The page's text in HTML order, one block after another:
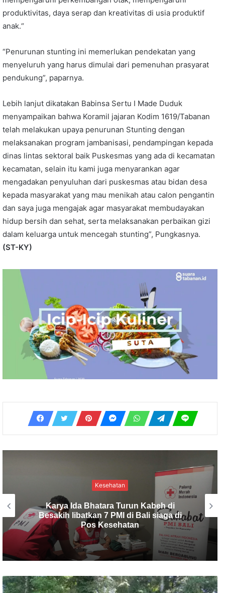
produktivitas, daya serap dan kreativitas di usia produktif
anak.“
“Penurunan stunting ini memerlukan pendekatan yang
menyeluruh yang harus dimulai dari pemenuhan prasyarat
pendukung”, paparnya.
Lebih lanjut dikatakan Babinsa Sertu I Made Duduk
menyampaikan bahwa Koramil jajaran Kodim 1619/Tabanan
telah melakukan upaya penurunan Stunting dengan
melaksanakan program jambanisasi, pendampingan kepada
dinas lintas sektoral baik Puskesmas yang ada di kecamatan
kecamatan, selain itu kami juga menyarankan agar
mengadakan penyuluhan dari puskesmas atau bidan desa
kepada masyarakat yang mau menikah atau calon pengantin
dan saya juga mengajak agar masyarakat membudayakan
hidup bersih dan sehat, serta melaksanakan perbaikan gizi
dalam keluarga untuk mencegah stunting”, Pungkasnya.
(ST-KY)
Kesehatan
Rapat Stunting, Sebagai Langkah
Pemerintah Menurunkan Angka Stunting